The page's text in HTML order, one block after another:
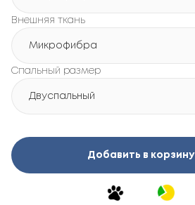
Внешняя ткань
Микрофибра
Спальный размер
Двуспальный
Добавить в корзину